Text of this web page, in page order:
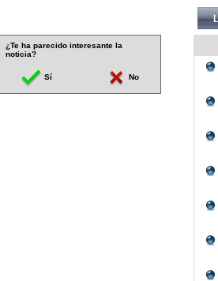
¿Te ha parecido interesante la
noticia?
Sí No